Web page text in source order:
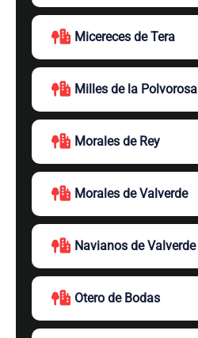
Micereces de Tera
Milles de la Polvorosa
Morales de Rey
Morales de Valverde
Navianos de Valverde
Otero de Bodas